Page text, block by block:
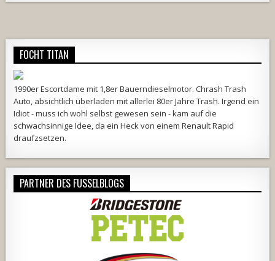
FOCHT TITAN
1990er Escortdame mit 1,8er Bauerndieselmotor. Chrash Trash
Auto, absichtlich überladen mit allerlei 80er Jahre Trash. Irgend ein
Idiot - muss ich wohl selbst gewesen sein - kam auf die
schwachsinnige Idee, da ein Heck von einem Renault Rapid
draufzsetzen.
PARTNER DES FUSSELBLOGS